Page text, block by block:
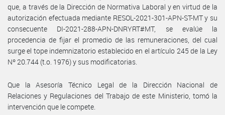
que, a través de la Dirección de Normativa Laboral y en virtud de la
autorización efectuada mediante RESOL-2021-301-APN-ST-MT y su
consecuente DI-2021-288-APN-DNRYRT#MT, se evalúe la
procedencia de fijar el promedio de las remuneraciones, del cual
surge el tope indemnizatorio establecido en el artículo 245 de la Ley
Nº 20.744 (t.o. 1976) y sus modificatorias.
Que la Asesoría Técnico Legal de la Dirección Nacional de
Relaciones y Regulaciones del Trabajo de este Ministerio, tomó la
intervención que le compete.